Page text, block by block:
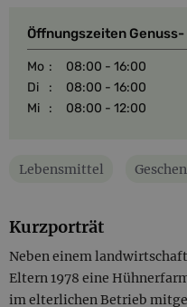
Öffnungszeiten
Mo :
08:00 - 16:00
Di
:
08:00 - 16:00
Mi
: 08:00 - 12:00
Lebensmittel
Kurzporträt
Neben einem
Eltern 1978 eine
im elterlichen Betrieb